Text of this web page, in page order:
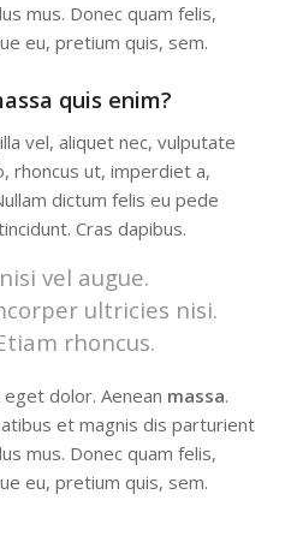
mus. Donec quam felis,
eu, pretium quis, sem.
quis enim?
vel, aliquet nec, vulputate
rhoncus ut, imperdiet a,
dictum felis eu pede
Cras dapibus.
vel augue.
ultricies nisi.
rhoncus.
dolor. Aenean massa.
et magnis dis parturient
mus. Donec quam felis,
eu, pretium quis, sem.